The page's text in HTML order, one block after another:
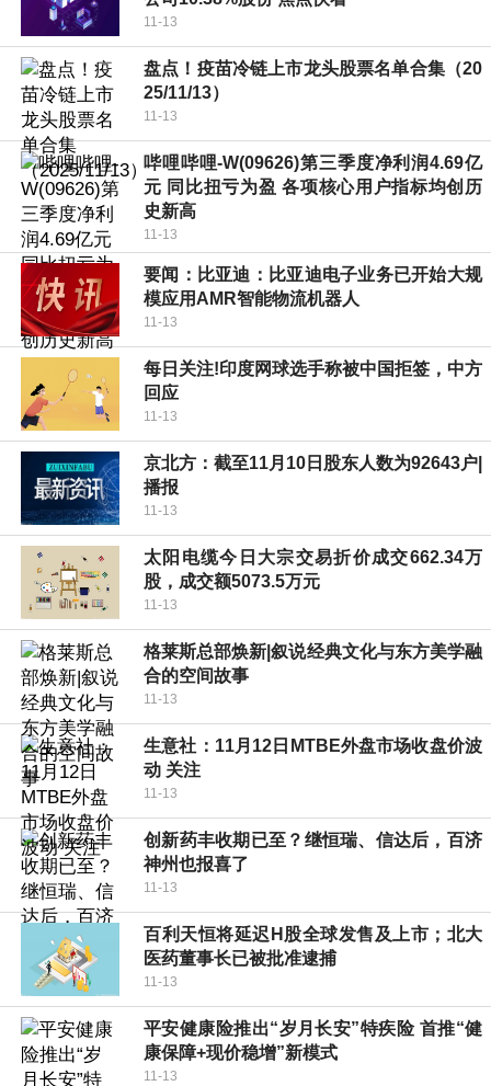
11-13
盘点！疫苗冷链上市龙头股票名单合集（20
25/11/13）
11-13
哔哩哔哩-W(09626)第三季度净利润4.69亿
元 同比扭亏为盈 各项核心用户指标均创历
史新高
11-13
要闻：比亚迪：比亚迪电子业务已开始大规
模应用AMR智能物流机器人
11-13
每日关注!印度网球选手称被中国拒签，中方
回应
11-13
京北方：截至11月10日股东人数为92643户|
播报
11-13
太阳电缆今日大宗交易折价成交662.34万
股，成交额5073.5万元
11-13
格莱斯总部焕新|叙说经典文化与东方美学融
合的空间故事
11-13
生意社：11月12日MTBE外盘市场收盘价波
动 关注
11-13
创新药丰收期已至？继恒瑞、信达后，百济
神州也报喜了
11-13
百利天恒将延迟H股全球发售及上市；北大
医药董事长已被批准逮捕
11-13
平安健康险推出“岁月长安”特疾险 首推“健
康保障+现价稳增”新模式
11-13